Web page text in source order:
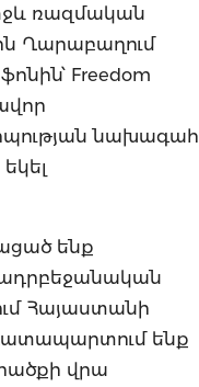
ռազմական
Ղարաբաղում
Freedom
նախագահ
ենք
ադրբեջանական
Հայաստանի
ենք
վրա